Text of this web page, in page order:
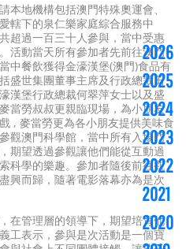
本地機構包括澳門特殊奧運會、
轄下的泉仁樂家庭綜合服務中
超過一百三十人參與，當中受惠
活動當天所有參加者先前往澳門
中餐飲獲得金濠漢堡(澳門)食品有
盛世集團董事主席及行政總裁田
漢堡行政總裁何翠萍女士以及盛
當勞叔叔更親臨現場，為小朋友
, 麥當勞更為各小朋友提供美味食
觀澳門科學館，當中所有入場門
期望透過參觀讓他們能從互動過
科學的樂趣。參加者隨後前往觀
興而歸，隨著電影落幕亦為是次
在管理層的領導下，期望培育他
工表示，參與是次活動是一個寶
2026
2025
2024
2023
2022
2021
2020